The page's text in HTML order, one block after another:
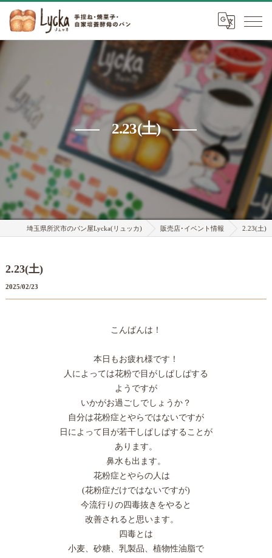
2.23(土)
埼玉県所沢市のパン屋Lycka(リュッカ) 販売店･イベント情報 2.23(土)
2.23(土)
2025/02/23
こんばんは！
本日もお疲れ様です！
人によっては花粉で目がしぱしぱする
ようですが
いかがお過ごしでしょうか？
自分は花粉症とやらではないですが
日によって目が若干しぱしぱすることが
あります。
鼻水も出ます。
花粉症とやらの人は
(花粉症だけではないですが)
今流行りの四毒抜きをやると
改善されると思います。
四毒とは
小麦、砂糖、乳製品、植物性油脂で